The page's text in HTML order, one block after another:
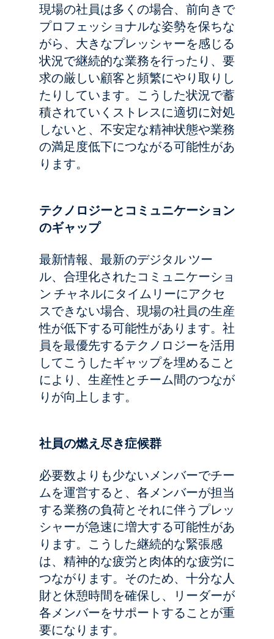
現場の社員は多くの場合、前向きで
プロフェッショナルな姿勢を保ちな
がら、大きなプレッシャーを感じる
状況で継続的な業務を行ったり、要
求の厳しい顧客と頻繁にやり取りし
たりしています。こうした状況で蓄
積されていくストレスに適切に対処
しないと、不安定な精神状態や業務
の満足度低下につながる可能性があ
ります。
テクノロジーとコミュニケーション
のギャップ
最新情報、最新のデジタル ツー
ル、合理化されたコミュニケーショ
ン チャネルにタイムリーにアクセ
スできない場合、現場の社員の生産
性が低下する可能性があります。社
員を最優先するテクノロジーを活用
してこうしたギャップを埋めること
により、生産性とチーム間のつなが
りが向上します。
社員の燃え尽き症候群
必要数よりも少ないメンバーでチー
ムを運営すると、各メンバーが担当
する業務の負荷とそれに伴うプレッ
シャーが急速に増大する可能性があ
ります。こうした継続的な緊張感
は、精神的な疲労と肉体的な疲労に
つながります。そのため、十分な人
財と休憩時間を確保し、リーダーが
各メンバーをサポートすることが重
要になります。